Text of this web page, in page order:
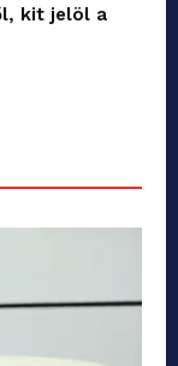
kit jelöl a